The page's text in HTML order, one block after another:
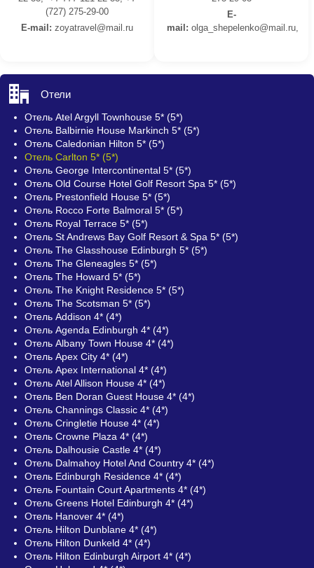
(727) 275-29-00
E-mail: zoyatravel@mail.ru
E-
mail: olga_shepelenko@mail.ru,
Отели
Отель Atel Argyll Townhouse 5* (5*)
Отель Balbirnie House Markinch 5* (5*)
Отель Caledonian Hilton 5* (5*)
Отель Carlton 5* (5*)
Отель George Intercontinental 5* (5*)
Отель Old Course Hotel Golf Resort Spa 5* (5*)
Отель Prestonfield House 5* (5*)
Отель Rocco Forte Balmoral 5* (5*)
Отель Royal Terrace 5* (5*)
Отель St Andrews Bay Golf Resort & Spa 5* (5*)
Отель The Glasshouse Edinburgh 5* (5*)
Отель The Gleneagles 5* (5*)
Отель The Howard 5* (5*)
Отель The Knight Residence 5* (5*)
Отель The Scotsman 5* (5*)
Отель Addison 4* (4*)
Отель Agenda Edinburgh 4* (4*)
Отель Albany Town House 4* (4*)
Отель Apex City 4* (4*)
Отель Apex International 4* (4*)
Отель Atel Allison House 4* (4*)
Отель Ben Doran Guest House 4* (4*)
Отель Channings Classic 4* (4*)
Отель Cringletie House 4* (4*)
Отель Crowne Plaza 4* (4*)
Отель Dalhousie Castle 4* (4*)
Отель Dalmahoy Hotel And Country 4* (4*)
Отель Edinburgh Residence 4* (4*)
Отель Fountain Court Apartments 4* (4*)
Отель Greens Hotel Edinburgh 4* (4*)
Отель Hanover 4* (4*)
Отель Hilton Dunblane 4* (4*)
Отель Hilton Dunkeld 4* (4*)
Отель Hilton Edinburgh Airport 4* (4*)